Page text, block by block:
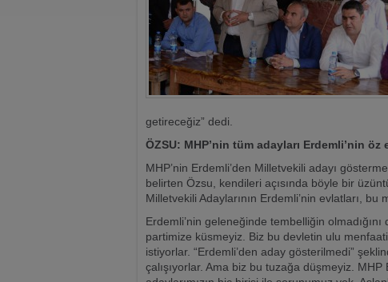
getireceğiz” dedi.
ÖZSU: MHP’nin tüm adayları Erdemli’nin öz
MHP’nin Erdemli’den Milletvekili adayı
belirten Özsu, kendileri açısında böyle bir
Milletvekili Adaylarının Erdemli’nin evlatları, bu
Erdemli’nin geleneğinde tembelliğin
partimize küsmeyiz. Biz bu devletin ulu
istiyorlar. “Erdemli’den aday gösterilmedi”
çalışıyorlar. Ama biz bu tuzağa düşmeyiz. MHP